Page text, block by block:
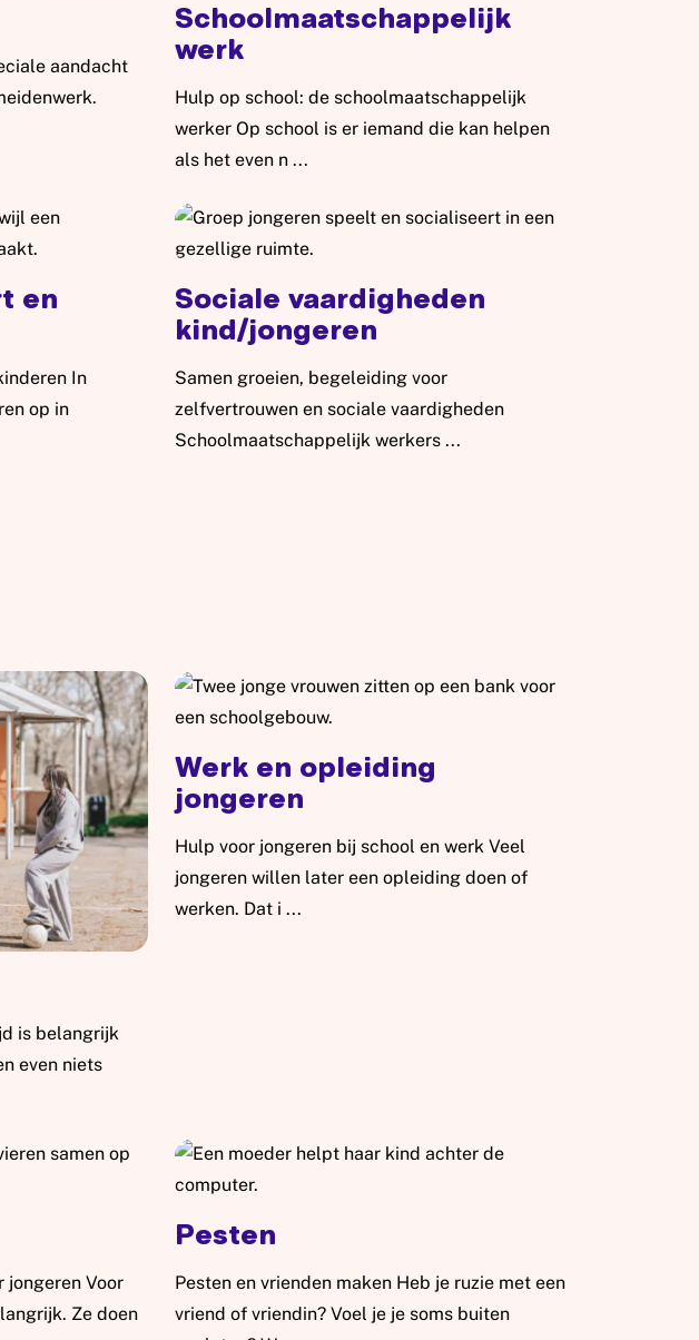
aandacht
Schoolmaatschappelijk
werk
Hulp op school: de schoolmaatschappelijk
werker Op school is er iemand die kan helpen
als het even n ...
en
In
op in
Sociale vaardigheden
kind/jongeren
Samen groeien, begeleiding voor
zelfvertrouwen en sociale vaardigheden
Schoolmaatschappelijk werkers ...
is belangrijk
even niets
Werk en opleiding
jongeren
Hulp voor jongeren bij school en werk Veel
jongeren willen later een opleiding doen of
werken. Dat i ...
jongeren Voor
Ze doen
Pesten
Pesten en vrienden maken Heb je ruzie met een
vriend of vriendin? Voel je je soms buiten